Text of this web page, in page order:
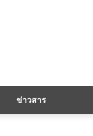
ข่าวสาร